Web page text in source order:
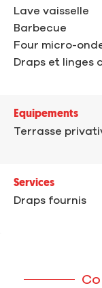
Lave vaisselle
Barbecue
Four micro-
Draps et linges
Equipements
Terrasse
Services
Draps fournis